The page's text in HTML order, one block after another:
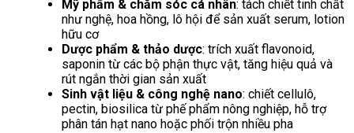
Mỹ phẩm & chăm sóc cá nhân: tách chiết tinh chất
như nghệ, hoa hồng, lô hội để sản xuất serum, lotion
hữu cơ
Dược phẩm & thảo dược: trích xuất flavonoid,
saponin từ các bộ phận thực vật, tăng hiệu quả và
rút ngắn thời gian sản xuất
Sinh vật liệu & công nghệ nano: chiết cellulô,
pectin, biosilica từ phế phẩm nông nghiệp, hỗ trợ
phân tán hạt nano hoặc phối trộn nhiều pha